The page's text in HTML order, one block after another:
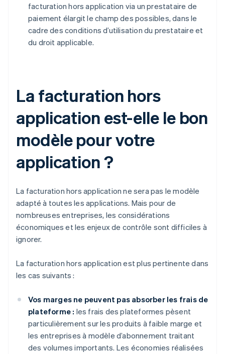
facturation hors application via un prestataire de
paiement élargit le champ des possibles, dans le
cadre des conditions d’utilisation du prestataire et
du droit applicable.
La facturation hors
application est-elle le bon
modèle pour votre
application ?
La facturation hors application ne sera pas le modèle
adapté à toutes les applications. Mais pour de
nombreuses entreprises, les considérations
économiques et les enjeux de contrôle sont difficiles à
ignorer.
La facturation hors application est plus pertinente dans
les cas suivants :
Vos marges ne peuvent pas absorber les frais de
plateforme : les frais des plateformes pèsent
particulièrement sur les produits à faible marge et
les entreprises à modèle d’abonnement traitant
des volumes importants. Les économies réalisées